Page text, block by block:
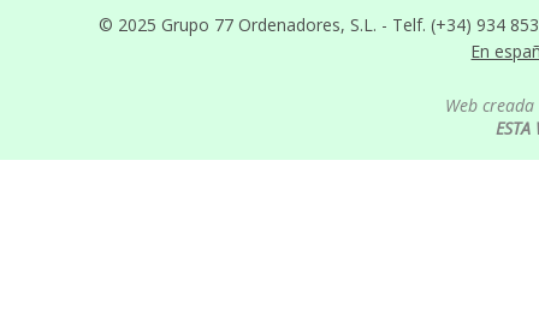
© 2025 Grupo 77 Ordenadores, S.L. - Telf. (+34) 934
En
Web
ESTA